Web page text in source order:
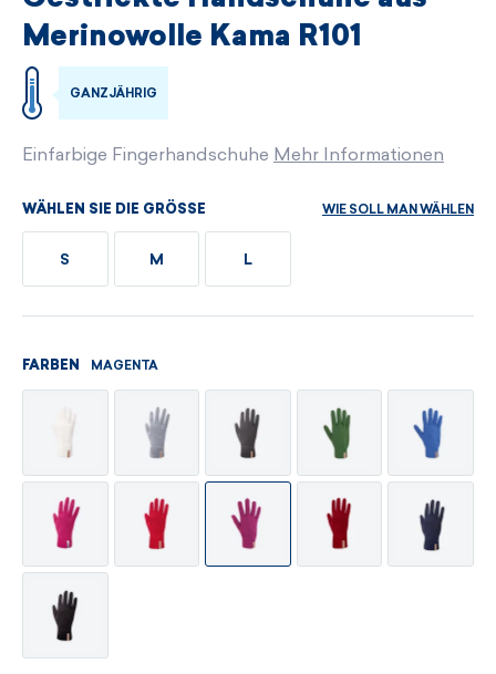
Merinowolle Kama R101
GANZJÄHRIG
Einfarbige Fingerhandschuhe Mehr Informationen
WÄHLEN SIE DIE GRÖSSE WIE SOLL MAN WÄHLEN
S M L
FARBEN MAGENTA